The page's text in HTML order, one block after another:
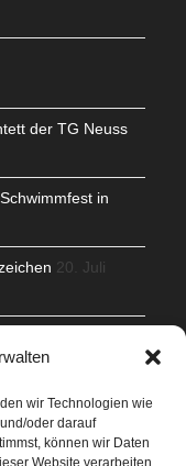
wir Technologien wie
oder darauf
können wir Daten
Website verarbeiten.
der TG Neuss
in
20. Juli